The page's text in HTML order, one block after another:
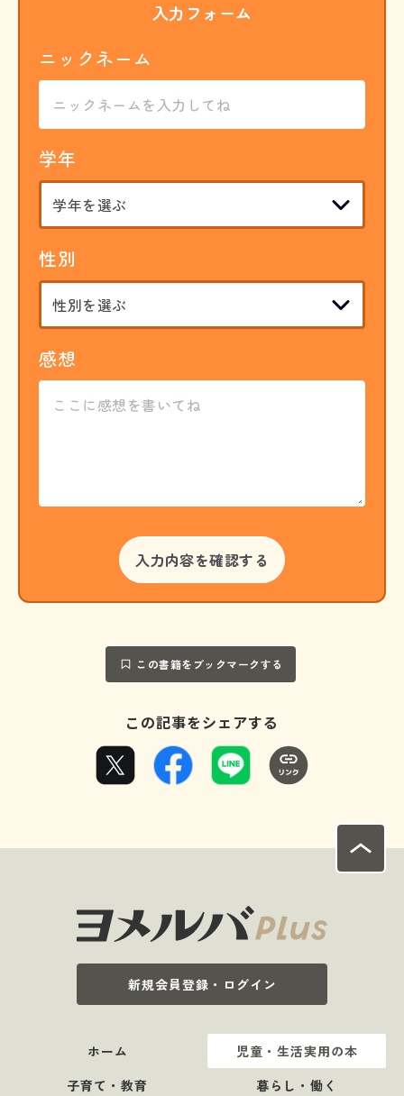
入力フォーム
ニックネーム
学年
性別
感想
この書籍をブックマークする
この記事をシェアする
新規会員登録・ログイン
ホーム
児童・生活実用の本
子育て・教育
暮らし・働く